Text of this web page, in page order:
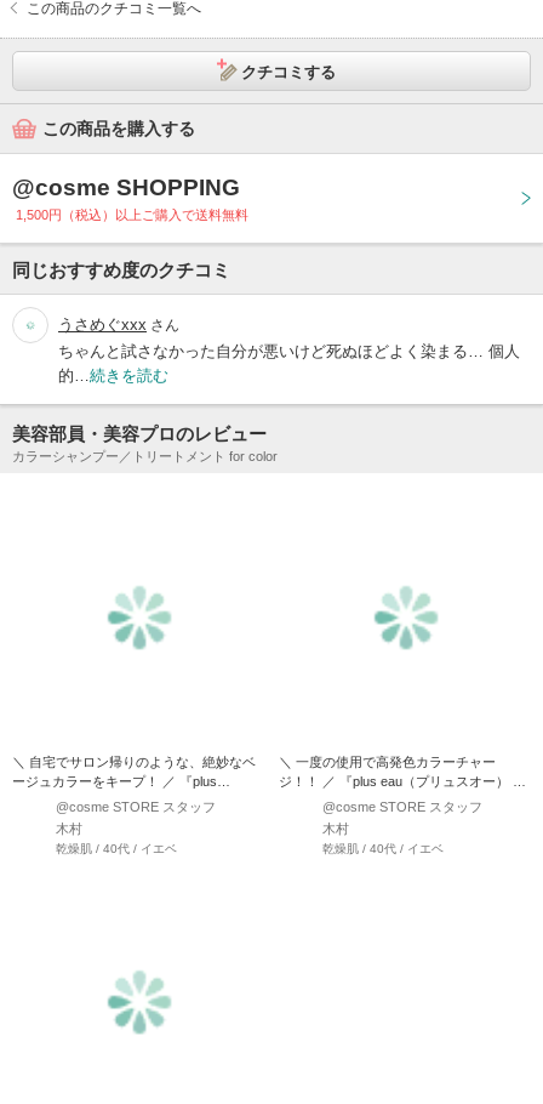
この商品のクチコミ一覧へ
クチコミする
この商品を購入する
@cosme SHOPPING
1,500円（税込）以上ご購入で送料無料
同じおすすめ度のクチコミ
うさめぐxxx さん
ちゃんと試さなかった自分が悪いけど死ぬほどよく染まる… 個人
的… 続きを読む
美容部員・美容プロのレビュー
カラーシャンプー／トリートメント for color
＼ 自宅でサロン帰りのような、絶妙なベ
ージュカラーをキープ！ ／ 『plus
eau（プリュスオ…
@cosme STORE スタッフ
木村
乾燥肌 / 40代 / イエベ
＼ 一度の使用で高発色カラーチャー
ジ！！ ／ 『plus eau（プリュスオー） カ
ラーシャンプ…@cosme STORE スタッフ
木村
乾燥肌 / 40代 / イエベ